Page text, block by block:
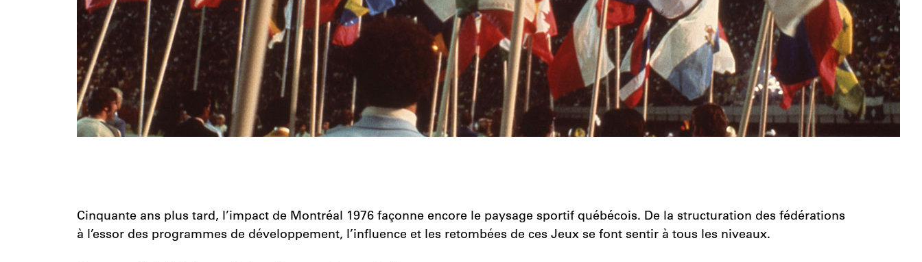
Cinquante ans plus tard, l’impact de Montréal 1976 façonne encore le paysage sportif québécois. De la structuration des fédérations
à l’essor des programmes de développement, l’influence et les retombées de ces Jeux se font sentir à tous les niveaux.